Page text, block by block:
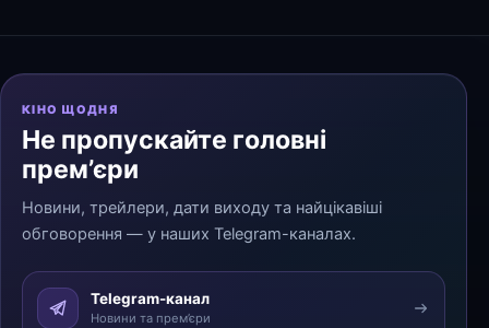
КІНО ЩОДНЯ
Не пропускайте головні
прем’єри
Новини, трейлери, дати виходу та найцікавіші
обговорення — у наших Telegram-каналах.
Telegram-канал
Новини та прем’єри